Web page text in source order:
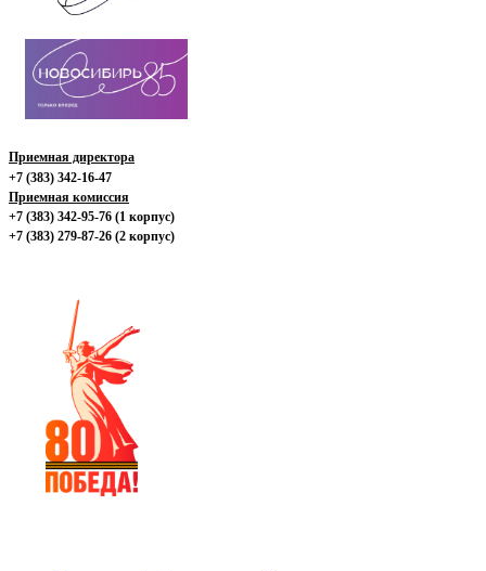
Приемная директора
+7 (383) 342-16-47
Приемная комиссия
+7 (383) 342-95-76 (1 корпус)
+7 (383) 279-87-26 (2 корпус)